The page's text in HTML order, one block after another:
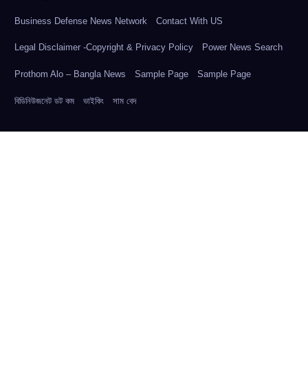
Business Defense News Network Contact With US
Legal Disclaimer -Copyright & Privacy Policy Power News Search
Prothom Alo – Bangla News Sample Page Sample Page
বিডিনিউজনেট ডট কম ভাইকিং সাম বেদ